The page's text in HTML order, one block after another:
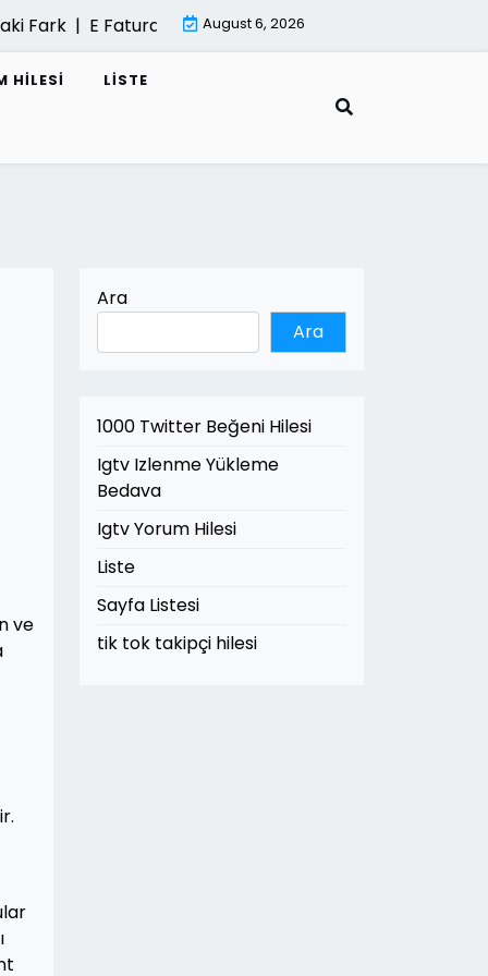
|E Fatura Cozum Ortagi Nasil Secilir |
August 6, 2026
HILESI LISTE
ve
Ara
Ara
1000 Twitter Beğeni Hilesi
Igtv Izlenme Yükleme
Bedava
Igtv Yorum Hilesi
Liste
Sayfa Listesi
tik tok takipçi hilesi